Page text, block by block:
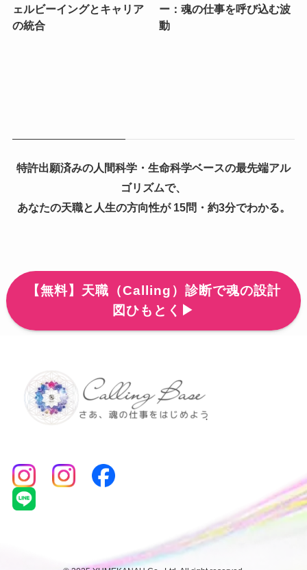
ェルビーイングとキャリア
の統合
ー：魂の仕事を呼び込む波
動
特許出願済みの人間科学・生命科学ベースの最先端アル
ゴリズムで、
あなたの天職と人生の方向性が 15問・約3分でわかる。
【無料】天職（Calling）診断で魂の設計
図ひもとく▶